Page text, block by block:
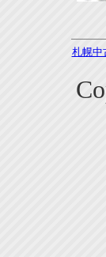
札幌中